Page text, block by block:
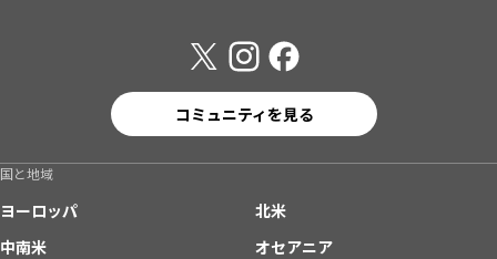
コミュニティを見る
国と地域
ヨーロッパ
北米
中南米
オセアニア